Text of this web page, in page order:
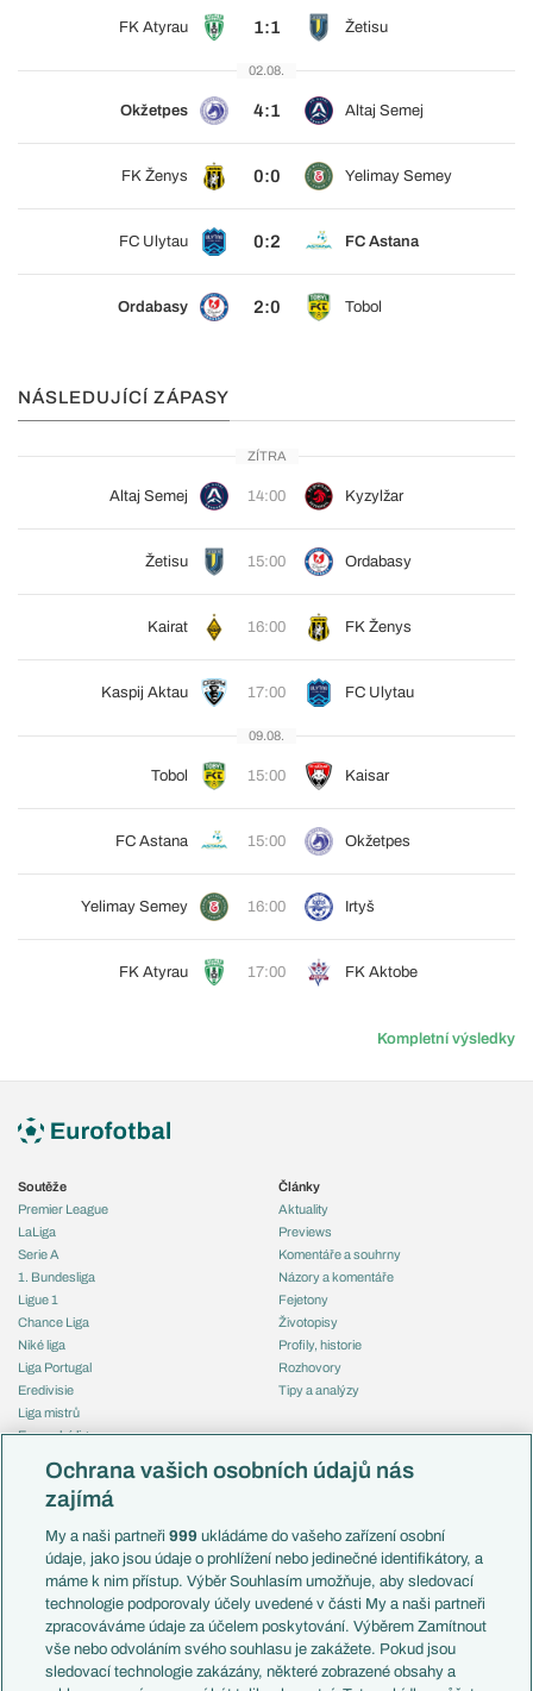
FK Atyrau 1:1 Žetisu
02.08.
Okžetpes 4:1 Altaj Semej
FK Ženys 0:0 Yelimay Semey
FC Ulytau 0:2 FC Astana
Ordabasy 2:0 Tobol
NÁSLEDUJÍCÍ ZÁPASY
ZÍTRA
Altaj Semej 14:00 Kyzylžar
Žetisu 15:00 Ordabasy
Kairat 16:00 FK Ženys
Kaspij Aktau 17:00 FC Ulytau
09.08.
Tobol 15:00 Kaisar
FC Astana 15:00 Okžetpes
Yelimay Semey 16:00 Irtyš
FK Atyrau 17:00 FK Aktobe
Kompletní výsledky
Soutěže
Premier League
LaLiga
Serie A
1. Bundesliga
Ligue 1
Chance Liga
Niké liga
Liga Portugal
Eredivisie
Liga mistrů
Evropská liga
Mistrovství světa
Liga národů
Témata
Představení týmů MS
EuroSkauting
PL v kostce
Evropské koeficienty
Přestupy
Články
Aktuality
Previews
Komentáře a souhrny
Názory a komentáře
Fejetony
Životopisy
Profily, historie
Rozhovory
Tipy a analýzy
Česko
Francie
Itálie
Německo
Španělsko
Argentina
Brazílie
Ochrana vašich osobních údajů nás
zajímá
My a naši partneři999 ukládáme do vašeho zařízení osobní
údaje, jako jsou údaje o prohlížení nebo jedinečné identifikátory, a
máme k nim přístup. Výběr Souhlasím umožňuje, aby sledovací
technologie podporovaly účely uvedené v části My a naši partneři
zpracováváme údaje za účelem poskytování. Výběrem Zamítnout
vše nebo odvoláním svého souhlasu je zakážete. Pokud jsou
sledovací technologie zakázány, některé zobrazené obsahy a